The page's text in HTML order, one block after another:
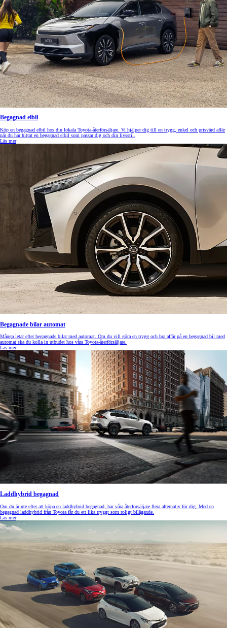
Begagnad elbil
Köp en begagnad elbil hos din lokala Toyota-återförsäljare. Vi hjälper dig till en trygg, enkel och prisvärd affär
när du har hittat en begagnad elbil som passar dig och din livsstil.
Läs mer
Begagnade bilar automat
Många letar efter begagnade bilar med automat. Om du vill göra en trygg och bra affär på en begagnad bil med
automat ska du kolla in utbudet hos våra Toyota-återförsäljare.
Läs mer
Laddhybrid begagnad
Om du är ute efter att köpa en laddhybrid begagnad, har våra återförsäljare flera alternativ för dig. Med en
begagnad laddhybrid från Toyota får du ett lika tryggt som roligt bilägande.
Läs mer